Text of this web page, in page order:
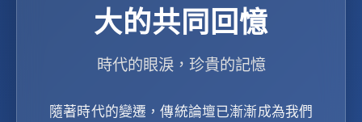
大的共同回憶
時代的眼淚，珍貴的記憶
隨著時代的變遷，傳統論壇已漸漸成為我們